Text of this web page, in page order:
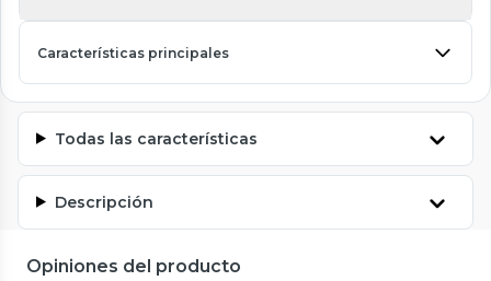
Características principales
Todas las características
Descripción
Opiniones del producto